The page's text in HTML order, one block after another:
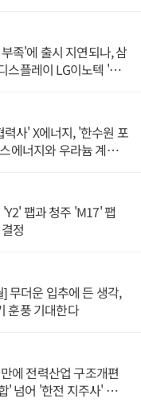
족'에 출시 지연되나, 삼
스플레이 LG이노텍 '탈
사' X에너지, '한수원 포
에너지와 우라늄 계약
팹과 청주 'M17' 팹
정
무더운 입추에 든 생각,
훈풍 기대한다
에 전력산업 구조개편
넘어 '한전 지주사' 재편